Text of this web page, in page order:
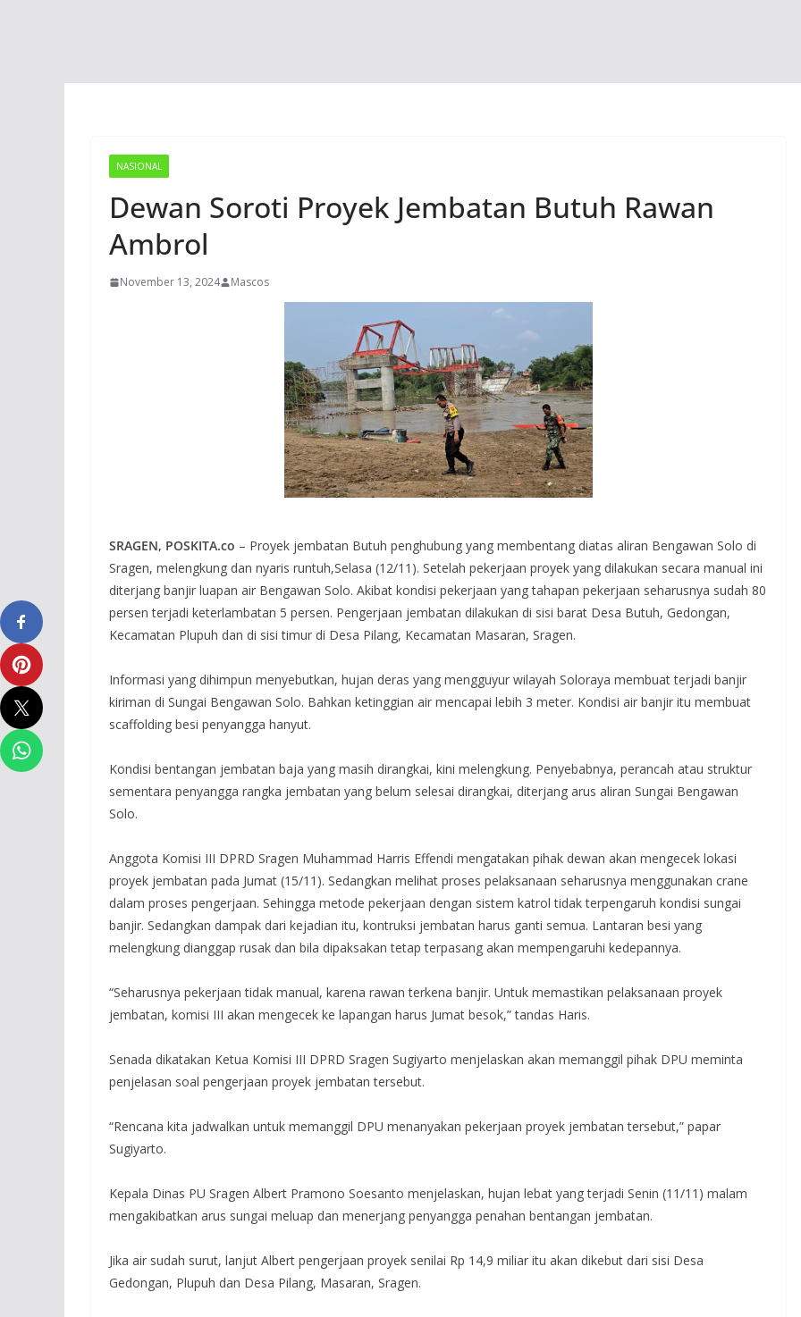
NASIONAL
Dewan Soroti Proyek Jembatan Butuh Rawan
Ambrol
November 13, 2024 Mascos
SRAGEN, POSKITA.co – Proyek jembatan Butuh penghubung yang membentang diatas aliran Bengawan Solo di
Sragen, melengkung dan nyaris runtuh,Selasa (12/11). Setelah pekerjaan proyek yang dilakukan secara manual ini
diterjang banjir luapan air Bengawan Solo. Akibat kondisi pekerjaan yang tahapan pekerjaan seharusnya sudah 80
persen terjadi keterlambatan 5 persen. Pengerjaan jembatan dilakukan di sisi barat Desa Butuh, Gedongan,
Kecamatan Plupuh dan di sisi timur di Desa Pilang, Kecamatan Masaran, Sragen.
Informasi yang dihimpun menyebutkan, hujan deras yang mengguyur wilayah Soloraya membuat terjadi banjir
kiriman di Sungai Bengawan Solo. Bahkan ketinggian air mencapai lebih 3 meter. Kondisi air banjir itu membuat
scaffolding besi penyangga hanyut.
Kondisi bentangan jembatan baja yang masih dirangkai, kini melengkung. Penyebabnya, perancah atau struktur
sementara penyangga rangka jembatan yang belum selesai dirangkai, diterjang arus aliran Sungai Bengawan
Solo.
Anggota Komisi III DPRD Sragen Muhammad Harris Effendi mengatakan pihak dewan akan mengecek lokasi
proyek jembatan pada Jumat (15/11). Sedangkan melihat proses pelaksanaan seharusnya menggunakan crane
dalam proses pengerjaan. Sehingga metode pekerjaan dengan sistem katrol tidak terpengaruh kondisi sungai
banjir. Sedangkan dampak dari kejadian itu, kontruksi jembatan harus ganti semua. Lantaran besi yang
melengkung dianggap rusak dan bila dipaksakan tetap terpasang akan mempengaruhi kedepannya.
“Seharusnya pekerjaan tidak manual, karena rawan terkena banjir. Untuk memastikan pelaksanaan proyek
jembatan, komisi III akan mengecek ke lapangan harus Jumat besok,” tandas Haris.
Senada dikatakan Ketua Komisi III DPRD Sragen Sugiyarto menjelaskan akan memanggil pihak DPU meminta
penjelasan soal pengerjaan proyek jembatan tersebut.
“Rencana kita jadwalkan untuk memanggil DPU menanyakan pekerjaan proyek jembatan tersebut,” papar
Sugiyarto.
Kepala Dinas PU Sragen Albert Pramono Soesanto menjelaskan, hujan lebat yang terjadi Senin (11/11) malam
mengakibatkan arus sungai meluap dan menerjang penyangga penahan bentangan jembatan.
Jika air sudah surut, lanjut Albert pengerjaan proyek senilai Rp 14,9 miliar itu akan dikebut dari sisi Desa
Gedongan, Plupuh dan Desa Pilang, Masaran, Sragen.